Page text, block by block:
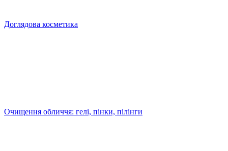
Доглядова косметика
Очищення обличчя: гелі, пінки, пілінги